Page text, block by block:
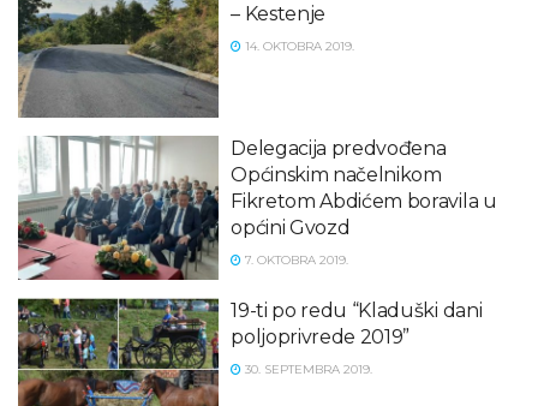
– Kestenje
14. OKTOBRA 2019.
Delegacija predvođena
Općinskim načelnikom
Fikretom Abdićem boravila u
općini Gvozd
7. OKTOBRA 2019.
19-ti po redu “Kladuški dani
poljoprivrede 2019”
30. SEPTEMBRA 2019.